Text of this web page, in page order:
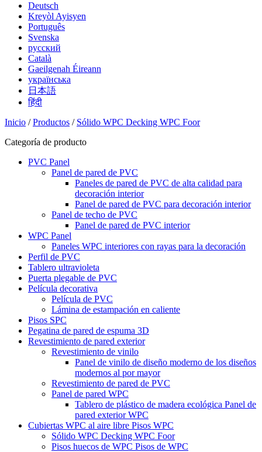
Deutsch
Kreyòl Ayisyen
Português
Svenska
русский
Català
Gaeilgenah Éireann
українська
日本語
हिंदी
Inicio /Productos / Sólido WPC Decking WPC Foor
Categoría de producto
PVC Panel
Panel de pared de PVC
Paneles de pared de PVC de alta calidad para
decoración interior
Panel de pared de PVC para decoración interior
Panel de techo de PVC
Panel de pared de PVC interior
WPC Panel
Paneles WPC interiores con rayas para la decoración
Perfil de PVC
Tablero ultravioleta
Puerta plegable de PVC
Película decorativa
Película de PVC
Lámina de estampación en caliente
Pisos SPC
Pegatina de pared de espuma 3D
Revestimiento de pared exterior
Revestimiento de vinilo
Panel de vinilo de diseño moderno de los diseños
modernos al por mayor
Revestimiento de pared de PVC
Panel de pared WPC
Tablero de plástico de madera ecológica Panel de
pared exterior WPC
Cubiertas WPC al aire libre Pisos WPC
Sólido WPC Decking WPC Foor
Pisos huecos de WPC Pisos de WPC